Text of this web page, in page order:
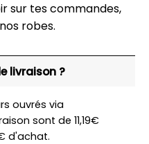
sur tes commandes,
robes.
livraison ?
ouvrés via
sont de 11,19€
d'achat.